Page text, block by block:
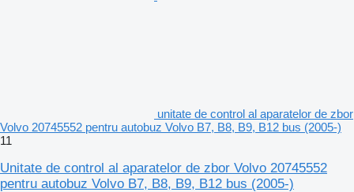
unitate de control al aparatelor de zbor
Volvo 20745552 pentru autobuz Volvo B7, B8, B9, B12 bus (2005-)
11
Unitate de control al aparatelor de zbor Volvo 20745552
pentru autobuz Volvo B7, B8, B9, B12 bus (2005-)